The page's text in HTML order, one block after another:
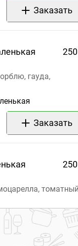
Заказать
гауда,
Заказать
томатный